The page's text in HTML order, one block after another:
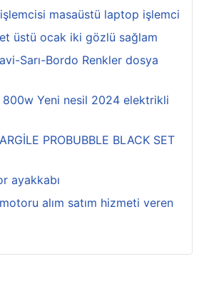
masaüstü laptop işlemci
üstü ocak iki gözlü sağlam
Sarı-Bordo Renkler dosya
800w Yeni nesil 2024 elektrikli
PROBUBBLE BLACK SET
ayakkabı
alım satım hizmeti veren